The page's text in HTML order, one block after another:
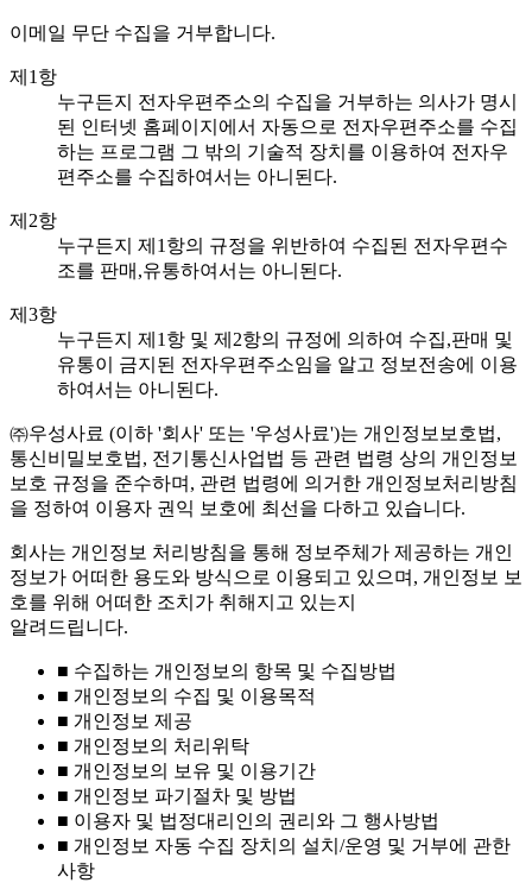
이메일 무단 수집을 거부합니다.
제1항
누구든지 전자우편주소의 수집을 거부하는 의사가 명시
된 인터넷 홈페이지에서 자동으로 전자우편주소를 수집
하는 프로그램 그 밖의 기술적 장치를 이용하여 전자우
편주소를 수집하여서는 아니된다.
제2항
누구든지 제1항의 규정을 위반하여 수집된 전자우편수
조를 판매,유통하여서는 아니된다.
제3항
누구든지 제1항 및 제2항의 규정에 의하여 수집,판매 및
유통이 금지된 전자우편주소임을 알고 정보전송에 이용
하여서는 아니된다.
㈜우성사료 (이하 '회사' 또는 '우성사료')는 개인정보보호법,
통신비밀보호법, 전기통신사업법 등 관련 법령 상의 개인정보
보호 규정을 준수하며, 관련 법령에 의거한 개인정보처리방침
을 정하여 이용자 권익 보호에 최선을 다하고 있습니다.
회사는 개인정보 처리방침을 통해 정보주체가 제공하는 개인
정보가 어떠한 용도와 방식으로 이용되고 있으며, 개인정보 보
호를 위해 어떠한 조치가 취해지고 있는지
알려드립니다.
■ 수집하는 개인정보의 항목 및 수집방법
■ 개인정보의 수집 및 이용목적
■ 개인정보 제공
■ 개인정보의 처리위탁
■ 개인정보의 보유 및 이용기간
■ 개인정보 파기절차 및 방법
■ 이용자 및 법정대리인의 권리와 그 행사방법
■ 개인정보 자동 수집 장치의 설치/운영 및 거부에 관한
사항